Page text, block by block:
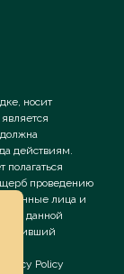
носит
действиям.
проведению
лица и
данной
Privacy Policy